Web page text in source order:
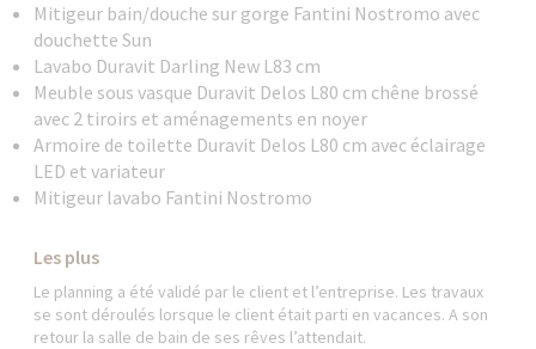
Mitigeur bain/douche sur gorge Fantini Nostromo avec
douchette Sun
Lavabo Duravit Darling New L83 cm
Meuble sous vasque Duravit Delos L80 cm chêne brossé
avec 2 tiroirs et aménagements en noyer
Armoire de toilette Duravit Delos L80 cm avec éclairage
LED et variateur
Mitigeur lavabo Fantini Nostromo
Les plus
Le planning a été validé par le client et l’entreprise. Les travaux
se sont déroulés lorsque le client était parti en vacances. A son
retour la salle de bain de ses rêves l’attendait.